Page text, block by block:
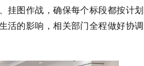
挂图作战，确保每个标段都按计划
活的影响，相关部门全程做好协调